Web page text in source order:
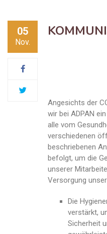
05
Nov.
Angesichts der
wir bei ADPAN
alle vom
verschiedenen
beschriebenen
befolgt, um die
unserer
Versorgung
Die
verstärkt,
Sicherheit